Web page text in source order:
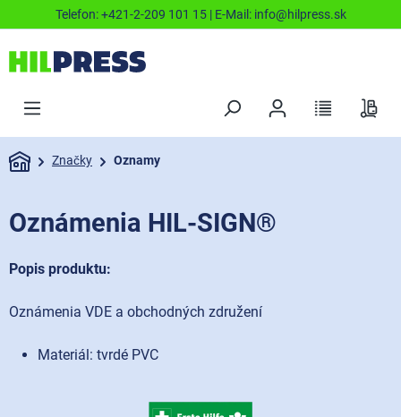
Telefon:+421-2-209 101 15| E-Mail: info@hilpress.sk
Značky Oznamy
Oznámenia HIL-SIGN®
Popis produktu:
Oznámenia VDE a obchodných združení
Materiál: tvrdé PVC